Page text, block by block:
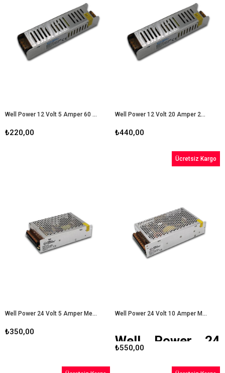
12V 25A Ultra Slim LED Metal Kasa
Adaptör ile dikkat çekiyor. Bu
adaptör, özellikle enerji ihtiyacı
yüksek olan LED aydınlatma
sistemleri ve diğer elektronik
cihazlar için tasarlanmıştır. İşte bu
adaptörün özellikleri, avantajları ve
kullanım alanları hakkında detaylı bir
inceleme.
Well Power 12 Volt 5 Amper 60 Watt Metal Kasa Adaptör
₺220,00
Well Power 12 Volt 20 Amper 240 Watt Metal Kasa Adaptör
₺440,00
Well Power 24 Volt 5 Amper Metal Kasa Adaptör
₺350,00
Well Power 24 Volt 10 Amper Metal Kasa Adaptör
Well Power 24
Volt 10 Amper
Metal Kasa
₺550,00
Ücretsiz Kargo